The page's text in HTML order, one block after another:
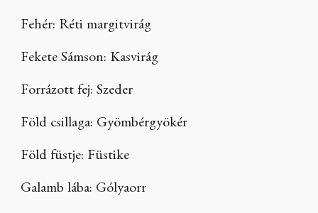
Fehér: Réti margitvirág
Fekete Sámson: Kasvirág
Forrázott fej: Szeder
Föld csillaga: Gyömbérgyökér
Föld füstje: Füstike
Galamb lába: Gólyaorr